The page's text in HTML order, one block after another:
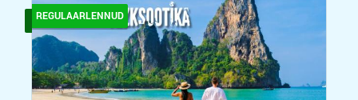
REGULAARLENNUD